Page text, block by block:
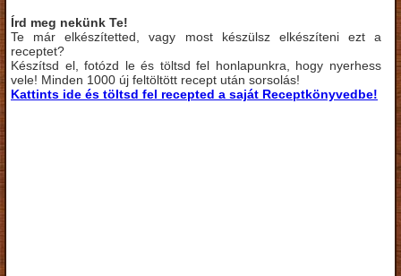
Írd meg nekünk Te!
Te már elkészítetted, vagy most készülsz elkészíteni ezt a
receptet?
Készítsd el, fotózd le és töltsd fel honlapunkra, hogy nyerhess
vele! Minden 1000 új feltöltött recept után sorsolás!
Kattints ide és töltsd fel recepted a saját Receptkönyvedbe!